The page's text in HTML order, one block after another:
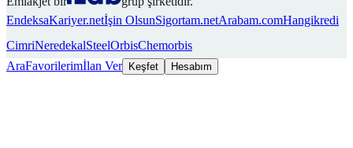
EndeksaKariyer.netİşin OlsunSigortam.netArabam.comHangikredi
CimriNeredekalSteelOrbisChemorbis
AraFavorilerimİlan Ver Keşfet Hesabım